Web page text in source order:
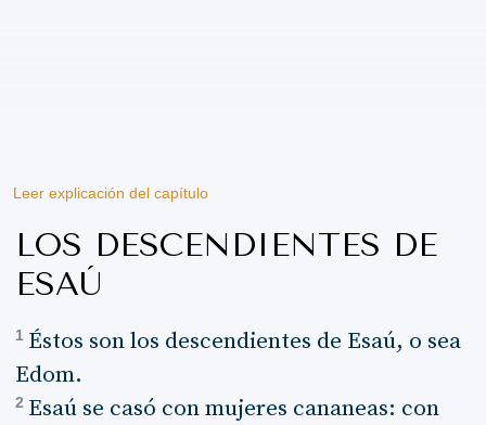
Leer explicación del capítulo
LOS DESCENDIENTES DE
ESAÚ
1 Éstos son los descendientes de Esaú, o sea
Edom.
2 Esaú se casó con mujeres cananeas: con